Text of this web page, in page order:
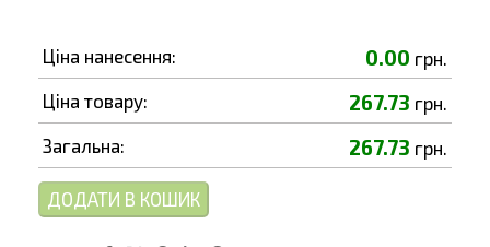
Ціна нанесення: 0.00 грн.
Ціна товару:
267.73 грн.
Загальна:
267.73 грн.
ДОДАТИ В КОШИК